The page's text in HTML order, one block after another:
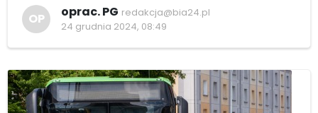
OP oprac. PG redakcja@bia24.pl
24 grudnia 2024, 08:49